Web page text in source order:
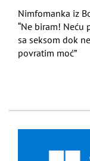
Nimfomanka iz
“Ne biram! Neću
sa seksom dok ne
povratim moć”